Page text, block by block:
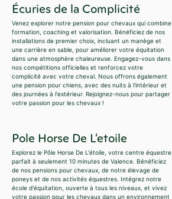
Écuries de la Complicité
Venez explorer notre pension pour chevaux qui combine
formation, coaching et valorisation. Bénéficiez de nos
installations de premier choix, incluant un manège et
une carrière en sable, pour améliorer votre équitation
dans une atmosphère chaleureuse. Engagez-vous dans
nos compétitions officielles et renforcez votre
complicité avec votre cheval. Nous offrons également
une pension pour chiens, avec des nuits à l'intérieur et
des journées à l'extérieur. Rejoignez-nous pour partager
votre passion pour les chevaux !
Pole Horse De L'etoile
Explorez le Pôle Horse De L'étoile, votre centre équestre
parfait à seulement 10 minutes de Valence. Bénéficiez
de nos pensions pour chevaux, de notre élevage de
poneys et de nos activités équestres. Intégrez notre
école d'équitation, ouverte à tous les niveaux, et vivez
votre passion pour les chevaux dans un environnement